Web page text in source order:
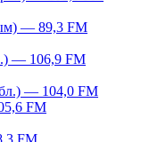
— 89,3 FM
— 106,9 FM
— 104,0 FM
FM
FM